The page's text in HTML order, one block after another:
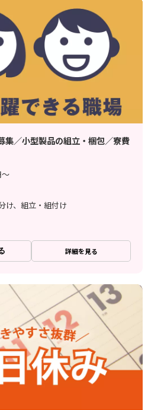
集／小型製品の組立・梱包／寮費
～
け、組立・組付け
詳細を見る